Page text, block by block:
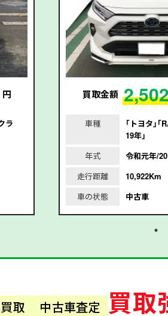
円
ラ
買取金額
車種
｢トヨタ｣｢
19年｣
年式
令和元年/
走行距離
10,922Km
車の状態
中古車
取 中古車査定 買取